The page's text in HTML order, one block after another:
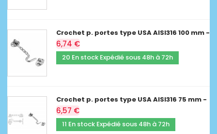
Crochet p. portes type USA AISI316 100 mm -
6,74 €
20 En stock Expédié sous 48h à 72h
Crochet p. portes type USA AISI316 75 mm -
6,57 €
11 En stock Expédié sous 48h à 72h